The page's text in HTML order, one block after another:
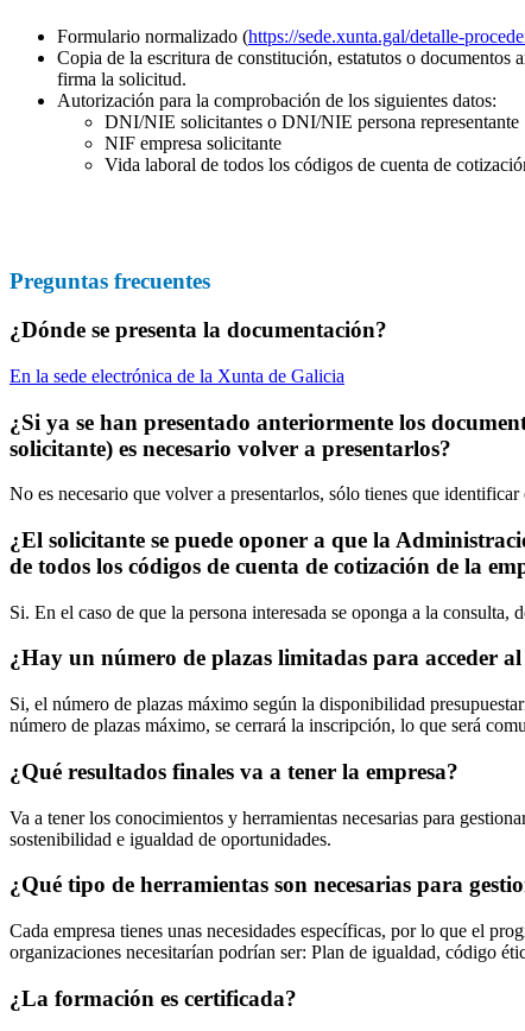
Formulario normalizado (https://sede.xunta.gal/detalle-
Copia de la escritura de constitución, estatutos o documentos
firma la solicitud.
Autorización para la comprobación de los siguientes datos:
DNI/NIE solicitantes o DNI/NIE persona representante
NIF empresa solicitante
Vida laboral de todos los códigos de cuenta de
Preguntas frecuentes
¿Dónde se presenta la documentación?
En la sede electrónica de la Xunta de Galicia
¿Si ya se han presentado anteriormente los
solicitante) es necesario volver a presentarlos?
No es necesario que volver a presentarlos, sólo tienes que
¿El solicitante se puede oponer a que la
de todos los códigos de cuenta de cotización de la
Si. En el caso de que la persona interesada se oponga a la
¿Hay un número de plazas limitadas para acceder
Si, el número de plazas máximo según la disponibilidad
número de plazas máximo, se cerrará la inscripción, lo que será
¿Qué resultados finales va a tener la empresa?
Va a tener los conocimientos y herramientas necesarias para
sostenibilidad e igualdad de oportunidades.
¿Qué tipo de herramientas son necesarias para
Cada empresa tienes unas necesidades específicas, por lo que el
organizaciones necesitarían podrían ser: Plan de igualdad, código
¿La formación es certificada?